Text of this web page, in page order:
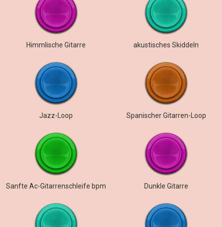
Himmlische Gitarre akustisches Skiddeln
Jazz-Loop Spanischer Gitarren-Loop
Sanfte Ac-Gitarrenschleife bpm Dunkle Gitarre